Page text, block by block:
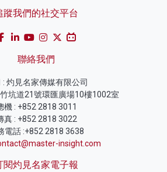
蹤我們的社交平台
聯絡我們
: 灼見名家傳媒有限公司
坑道21號環匯廣場10樓1002室
機 : +852 2818 3011
真 : +852 2818 3022
電話 :+852 2818 3638
insight.com
閱灼見名家電子報